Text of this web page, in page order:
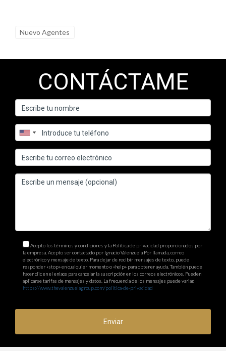
Nuevo Agentes
CONTÁCTAME
Acepto los términos y condiciones y la Política de privacidad proporcionados por
la empresa. Acepto ser contactado por Ignacio Valenzuela Por llamada, correo
electrónico y mensaje de texto. Para dejar de recibir mensajes de texto, puede
responder «stop» en cualquier momento o «help» para obtener ayuda. También puede
hacer clic en el enlace para cancelar la suscripción en los correos electrónicos. Pueden
aplicarse tarifas de mensajes y datos. La frecuencia de los mensajes puede variar.
https://www.thevalenzuelagroup.com/politica-de-privacidad
Enviar